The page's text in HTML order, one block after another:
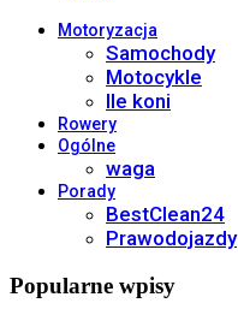
Motoryzacja
Samochody
Motocykle
Ile koni
Rowery
Ogólne
waga
Porady
BestClean24
Prawodojazdy
Popularne wpisy